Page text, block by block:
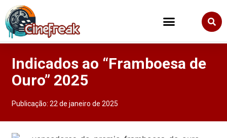
Indicados ao “Framboesa de
Ouro” 2025
Publicação:22 de janeiro de 2025